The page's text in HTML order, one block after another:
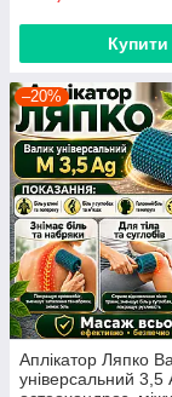
Купити
–20%
Аплікатор Ляпко
універсальний 3,5